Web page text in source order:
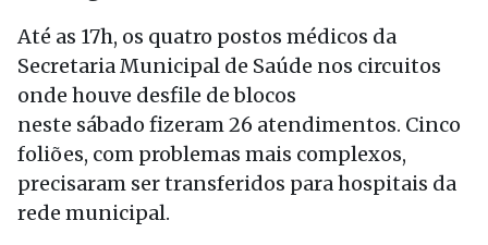
Até as 17h, os quatro postos médicos da
Secretaria Municipal de Saúde nos circuitos
onde houve desfile de blocos
neste sábado fizeram 26 atendimentos. Cinco
foliões, com problemas mais complexos,
precisaram ser transferidos para hospitais da
rede municipal.